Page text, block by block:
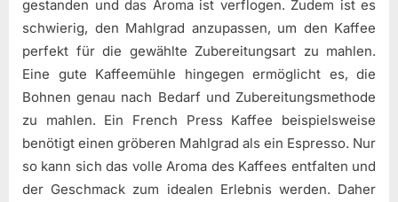
gestanden und das Aroma ist verflogen. Zudem ist es
schwierig, den Mahlgrad anzupassen, um den Kaffee
perfekt für die gewählte Zubereitungsart zu mahlen.
Eine gute Kaffeemühle hingegen ermöglicht es, die
Bohnen genau nach Bedarf und Zubereitungsmethode
zu mahlen. Ein French Press Kaffee beispielsweise
benötigt einen gröberen Mahlgrad als ein Espresso. Nur
so kann sich das volle Aroma des Kaffees entfalten und
der Geschmack zum idealen Erlebnis werden. Daher